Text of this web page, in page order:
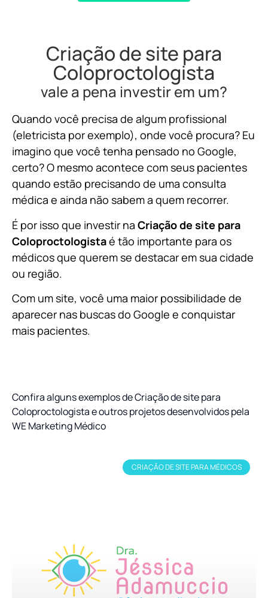
Criação de site para
Coloproctologista
vale a pena investir em um?
Quando você precisa de algum profissional
(eletricista por exemplo), onde você procura? Eu
imagino que você tenha pensado no Google,
certo? O mesmo acontece com seus pacientes
quando estão precisando de uma consulta
médica e ainda não sabem a quem recorrer.
É por isso que investir na Criação de site para
Coloproctologistaé tão importante para os
médicos que querem se destacar em sua cidade
ou região.
Com um site, você uma maior possibilidade de
aparecer nas buscas do Google e conquistar
mais pacientes.
Confira alguns exemplos de Criação de site para
Coloproctologista e outros projetos desenvolvidos pela
WE Marketing Médico
CRIAÇÃO DE SITE PARA MÉDICOS